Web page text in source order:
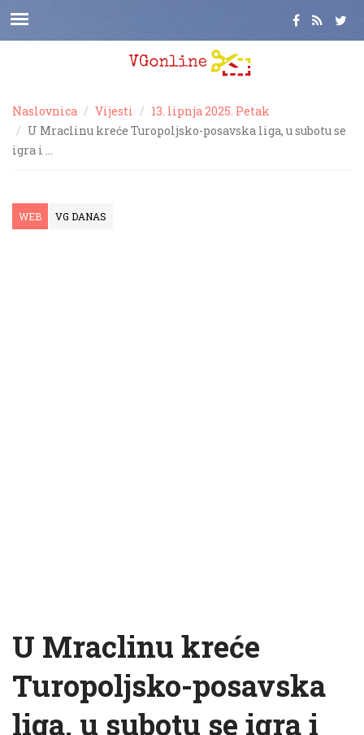
Naslovnica Vijesti
13. lipnja 2025. Petak
U Mraclinu kreće Turopoljsko-posavska liga, u subotu se
igra i …
WEB VG DANAS
U Mraclinu kreće
Turopoljsko-posavska
liga, u subotu se igra i